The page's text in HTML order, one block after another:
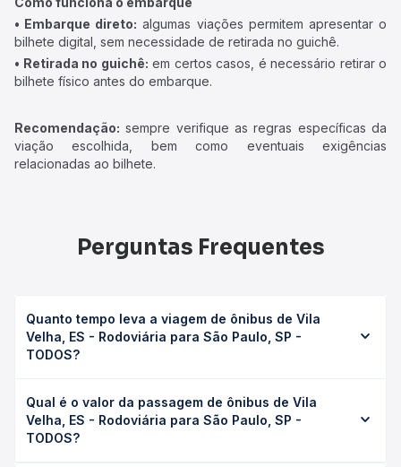
• Embarque direto: algumas viações permitem apresentar o
bilhete digital, sem necessidade de retirada no guichê.
• Retirada no guichê: em certos casos, é necessário retirar o
bilhete físico antes do embarque.
Recomendação: sempre verifique as regras específicas da
viação escolhida, bem como eventuais exigências
relacionadas ao bilhete.
Perguntas Frequentes
Quanto tempo leva a viagem de ônibus de Vila
Velha, ES - Rodoviária para São Paulo, SP -
TODOS?
São Paulo, SP - TODOS leva em média 15h 20min,
podendo variar conforme a viação, o tipo de serviço
(convencional, executivo ou leito) e as condições de
Qual é o valor da passagem de ônibus de Vila
Velha, ES - Rodoviária para São Paulo, SP -
TODOS?